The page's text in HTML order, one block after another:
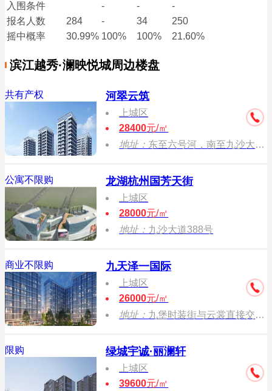
入围条件
- -
-
报名 人数 284 - 34
250
摇中概率
30.99% 100% 100% 21.60%
滨江越秀·澜映悦城周边楼盘
共有产权 河翠云筑
上城区
28400元/㎡
地址： 东至六号河，南至九沙大道，西至五号河，北至九堡家苑二区
公寓不限购 龙湖杭州国芳天街
上城区
28000元/㎡
地址： 九沙大道388号
商业不限购 九天泽一国际
上城区
26000元/㎡
地址： 九堡时装街与云裳直接交叉口
限购 绿城宇诚·丽澜轩
上城区
39600元/㎡